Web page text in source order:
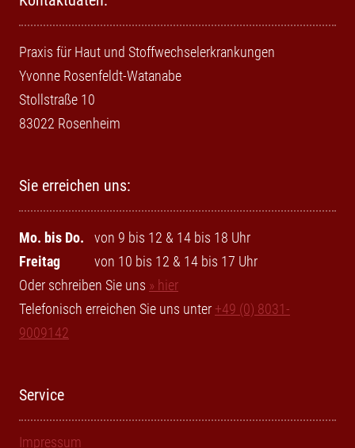
Praxis für Haut und Stoffwechselerkrankungen
Yvonne Rosenfeldt-Watanabe
Stollstraße 10
83022 Rosenheim
Sie erreichen uns:
Mo. bis Do.
von 9 bis 12 & 14 bis 18 Uhr
Freitag
von 10 bis 12 & 14 bis 17 Uhr
Oder schreiben Sie uns » hier
Telefonisch erreichen Sie uns unter +49 (0) 8031-
9009142
Service
Impressum